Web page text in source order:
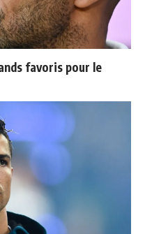
favoris pour le